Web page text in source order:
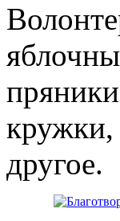
другое.